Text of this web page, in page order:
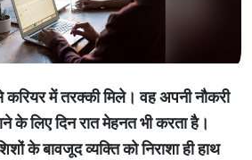
करियर में तरक्की मिले। वह अपनी नौकरी
के लिए दिन रात मेहनत भी करता है।
के बावजूद व्यक्ति को निराशा ही हाथ